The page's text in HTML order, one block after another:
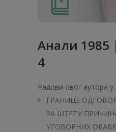
Анaли 1985
4
Радови овог аутора у
ГРАНИЦЕ
ЗА ШТЕТУ
УГОВОРНИХ